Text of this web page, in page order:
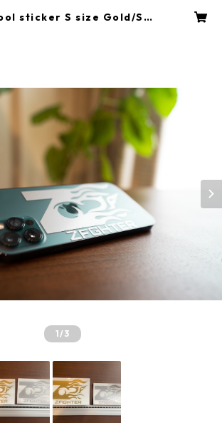
sticker S size Gold/Sil
1/3